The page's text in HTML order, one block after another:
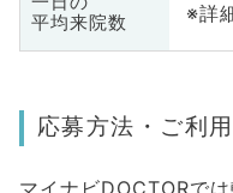
平均来院数
※詳
応募方法・ご利